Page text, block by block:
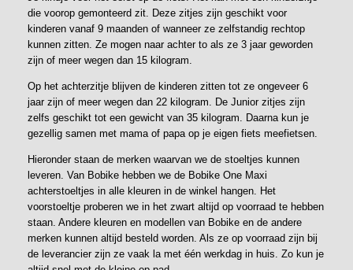
die voorop gemonteerd zit. Deze zitjes zijn geschikt voor
kinderen vanaf 9 maanden of wanneer ze zelfstandig rechtop
kunnen zitten. Ze mogen naar achter to als ze 3 jaar geworden
zijn of meer wegen dan 15 kilogram.
Op het achterzitje blijven de kinderen zitten tot ze ongeveer 6
jaar zijn of meer wegen dan 22 kilogram. De Junior zitjes zijn
zelfs geschikt tot een gewicht van 35 kilogram. Daarna kun je
gezellig samen met mama of papa op je eigen fiets meefietsen.
Hieronder staan de merken waarvan we de stoeltjes kunnen
leveren. Van Bobike hebben we de Bobike One Maxi
achterstoeltjes in alle kleuren in de winkel hangen. Het
voorstoeltje proberen we in het zwart altijd op voorraad te hebben
staan. Andere kleuren en modellen van Bobike en de andere
merken kunnen altijd besteld worden. Als ze op voorraad zijn bij
de leverancier zijn ze vaak la met één werkdag in huis. Zo kun je